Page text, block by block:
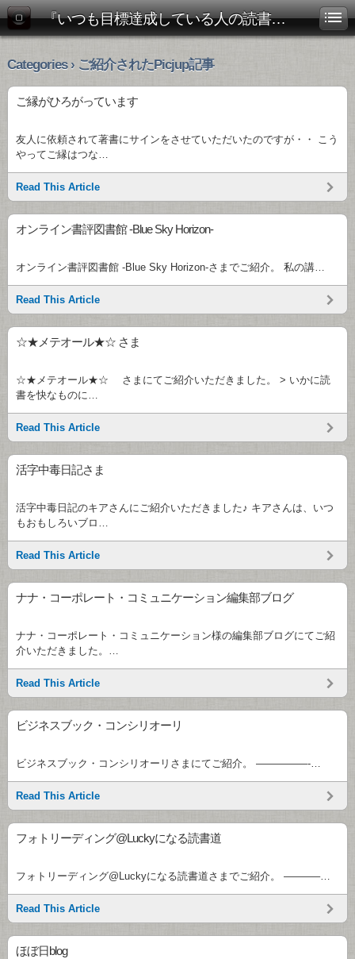
『いつも目標達成している人の読書術』公式ブログ
Categories › ご紹介されたPicjup記事
ご縁がひろがっています
友人に依頼されて著書にサインをさせていただいたのですが・・ こう
やってご縁はつな…
Read This Article
オンライン書評図書館 -Blue Sky Horizon-
オンライン書評図書館 -Blue Sky Horizon-さまでご紹介。 私の講…
Read This Article
☆★メテオール★☆ さま
☆★メテオール★☆ さまにてご紹介いただきました。 > いかに読
書を快なものに…
Read This Article
活字中毒日記さま
活字中毒日記のキアさんにご紹介いただきました♪ キアさんは、いつ
もおもしろいブロ…
Read This Article
ナナ・コーポレート・コミュニケーション編集部ブログ
ナナ・コーポレート・コミュニケーション様の編集部ブログにてご紹
介いただきました。…
Read This Article
ビジネスブック・コンシリオーリ
ビジネスブック・コンシリオーリさまにてご紹介。 —————-…
Read This Article
フォトリーディング@Luckyになる読書道
フォトリーディング@Luckyになる読書道さまでご紹介。 ———–…
Read This Article
ほぼ日blog